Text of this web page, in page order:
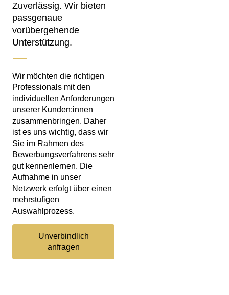
Zuverlässig. Wir bieten
passgenaue
vorübergehende
Unterstützung.
Wir möchten die richtigen
Professionals mit den
individuellen Anforderungen
unserer Kunden:innen
zusammenbringen. Daher
ist es uns wichtig, dass wir
Sie im Rahmen des
Bewerbungsverfahrens sehr
gut kennenlernen. Die
Aufnahme in unser
Netzwerk erfolgt über einen
mehrstufigen
Auswahlprozess.
Unverbindlich
anfragen